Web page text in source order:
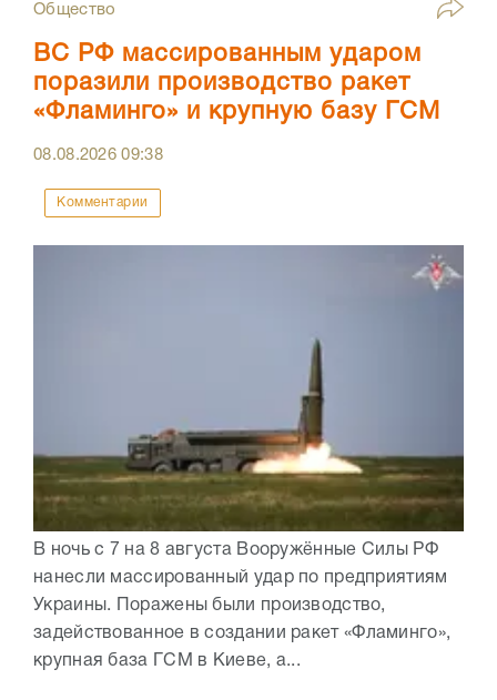
Общество
ВС РФ массированным ударом
поразили производство ракет
«Фламинго» и крупную базу ГСМ
08.08.202609:38
Комментарии
В ночь с 7 на 8 августа Вооружённые Силы РФ
нанесли массированный удар по предприятиям
Украины. Поражены были производство,
задействованное в создании ракет «Фламинго»,
крупная база ГСМ в Киеве, а...